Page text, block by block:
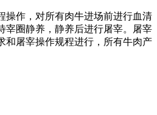
操作，对所有肉牛进场前进行血清
宰圈静养，静养后进行屠宰。屠宰
和屠宰操作规程进行，所有牛肉产